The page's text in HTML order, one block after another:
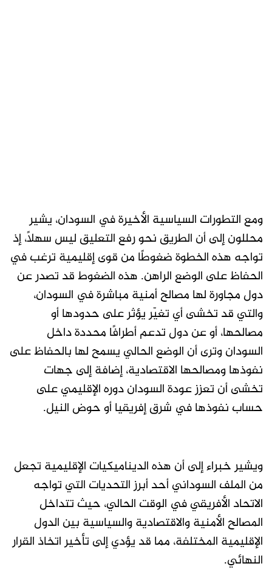
ومع التطورات السياسية الأخيرة في السودان، يشير
محللون إلى أن الطريق نحو رفع التعليق ليس سهلاً، إذ
تواجه هذه الخطوة ضغوطًا من قوى إقليمية ترغب في
الحفاظ على الوضع الراهن. هذه الضغوط قد تصدر عن
دول مجاورة لها مصالح أمنية مباشرة في السودان،
والتي قد تخشى أي تغيّر يؤثر على حدودها أو
مصالحها، أو عن دول تدعم أطرافًا محددة داخل
السودان وترى أن الوضع الحالي يسمح لها بالحفاظ على
نفوذها ومصالحها الاقتصادية، إضافة إلى جهات
تخشى أن تعزز عودة السودان دوره الإقليمي على
حساب نفوذها في شرق إفريقيا أو حوض النيل.
ويشير خبراء إلى أن هذه الديناميكيات الإقليمية تجعل
من الملف السوداني أحد أبرز التحديات التي تواجه
الاتحاد الأفريقي في الوقت الحالي، حيث تتداخل
المصالح الأمنية والاقتصادية والسياسية بين الدول
الإقليمية المختلفة، مما قد يؤدي إلى تأخير اتخاذ القرار
النهائي.